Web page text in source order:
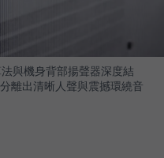
與機身背部揚聲器深度結
離出清晰人聲與震撼環繞音